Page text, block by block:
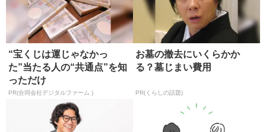
“宝くじは運じゃなかっ
た”当たる人の“共通点”を知
っただけ
PR(合同会社デジタルファーム )
お墓の撤去にいくらかか
る？墓じまい費用
PR(くらしの話題)